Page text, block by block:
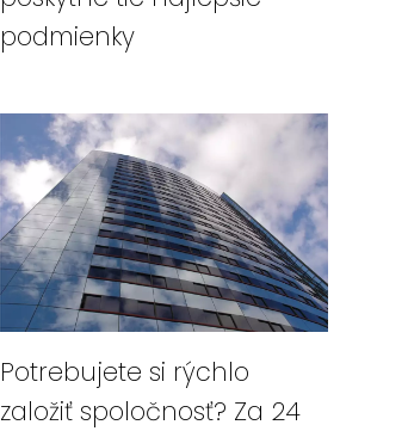
podmienky
Potrebujete si rýchlo
založiť spoločnosť? Za 24